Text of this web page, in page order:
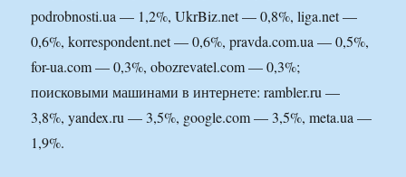
podrobnosti.ua — 1,2%, UkrBiz.net — 0,8%, liga.net —
0,6%, korrespondent.net — 0,6%, pravda.com.ua — 0,5%,
for-ua.com — 0,3%, obozrevatel.com — 0,3%;
поисковыми машинами в интернете: rambler.ru —
3,8%, yandex.ru — 3,5%, google.com — 3,5%, meta.ua —
1,9%.